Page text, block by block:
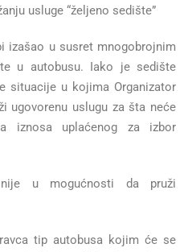
usluge “željeno sedište”
izašao u susret mnogobrojnim
u autobusu. Iako je sedište
situacije u kojima Organizator
ugovorenu uslugu za šta neće
iznosa uplaćenog za izbor
nije u mogućnosti da pruži
tip autobusa kojim će se